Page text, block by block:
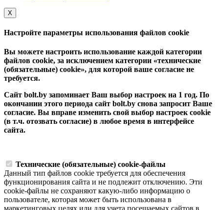
Х
Настройте параметры использования файлов cookie
Вы можете настроить использование каждой категории
файлов cookie, за исключением категории «технические
(обязательные) cookie», для которой ваше согласие не
требуется.
Сайт bolt.by запоминает Ваш выбор настроек на 1 год. По
окончании этого периода сайт bolt.by снова запросит Ваше
согласие. Вы вправе изменить свой выбор настроек cookie
(в т.ч. отозвать согласие) в любое время в интерфейсе
сайта.
Технические (обязательные) cookie-файлы
Данный тип файлов cookie требуется для обеспечения
функционирования сайта и не подлежит отключению. Эти
сookie-файлы не сохраняют какую-либо информацию о
пользователе, которая может быть использована в